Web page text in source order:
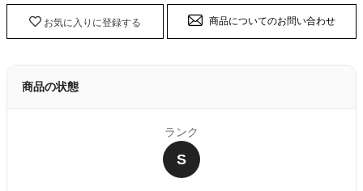
お気に入りに登録する 商品についてのお問い合わせ
商品の状態
ランク
S